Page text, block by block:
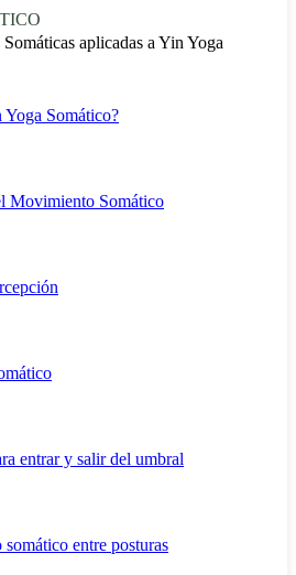
aplicadas a Yin Yoga
Yoga Somático?
Movimiento Somático
entrar y salir del umbral
entre posturas